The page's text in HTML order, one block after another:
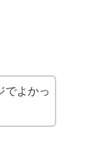
でよかっ